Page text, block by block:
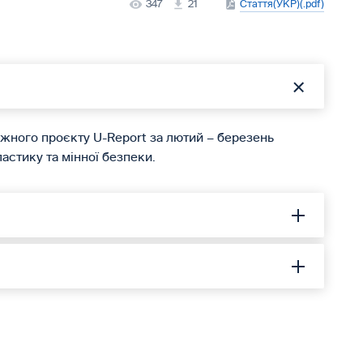
347 21 Стаття(УКР)(.pdf)
проєкту U-Report за лютий – березень
та мінної безпеки.